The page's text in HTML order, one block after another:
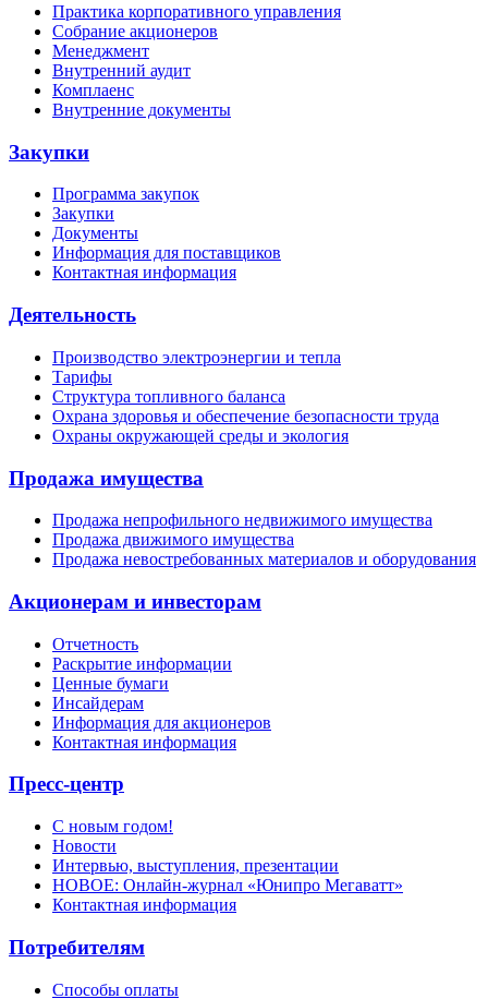
Практика корпоративного управления
Собрание акционеров
Менеджмент
Внутренний аудит
Комплаенс
Внутренние документы
Закупки
Программа закупок
Закупки
Документы
Информация для поставщиков
Контактная информация
Деятельность
Производство электроэнергии и тепла
Тарифы
Структура топливного баланса
Охрана здоровья и обеспечение безопасности труда
Охраны окружающей среды и экология
Продажа имущества
Продажа непрофильного недвижимого имущества
Продажа движимого имущества
Продажа невостребованных материалов и оборудования
Акционерам и инвесторам
Отчетность
Раскрытие информации
Ценные бумаги
Инсайдерам
Информация для акционеров
Контактная информация
Пресс-центр
С новым годом!
Новости
Интервью, выступления, презентации
НОВОЕ: Онлайн-журнал «Юнипро Мегаватт»
Контактная информация
Потребителям
Способы оплаты